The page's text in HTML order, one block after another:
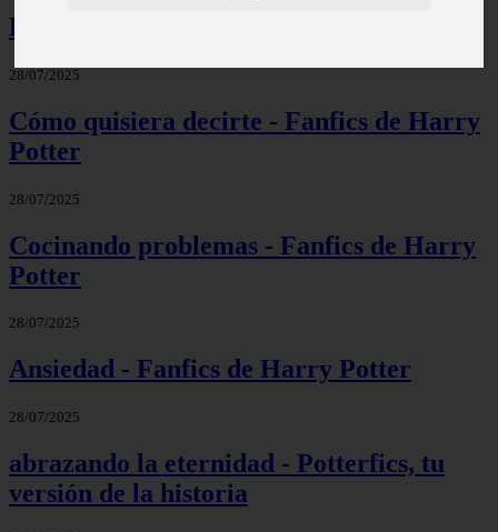
Destinados - Fanfics de Harry Potter
28/07/2025
Cómo quisiera decirte - Fanfics de Harry
Potter
28/07/2025
Cocinando problemas - Fanfics de Harry
Potter
28/07/2025
Ansiedad - Fanfics de Harry Potter
28/07/2025
abrazando la eternidad - Potterfics, tu
versión de la historia